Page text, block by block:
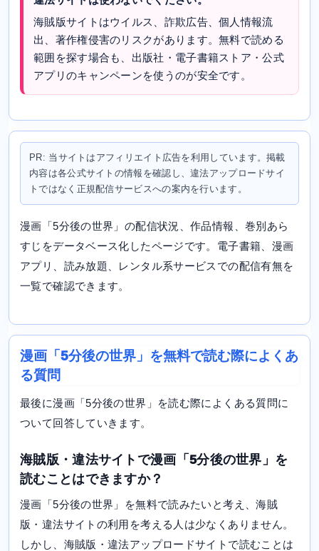
海賊版サイトはウイルス、詐欺広告、個人情報流
出、著作権侵害のリスクがあります。無料で読める
範囲を探す場合も、出版社・電子書籍ストア・公式
アプリのキャンペーンを使うのが安全です。
PR: 当サイトはアフィリエイト広告を利用しています。掲載
内容は各公式サイトの情報を確認し、違法アップロードサイ
トではなく正規配信サービスへの案内を行います。
漫画「5分後の世界」の配信状況、作品情報、巻別あら
すじをデータベース化したページです。電子書籍、漫画
アプリ、読み放題、レンタル系サービスでの配信有無を
一覧で確認できます。
漫画「5分後の世界」を無料で読む際によくあ
る質問
最後に漫画「5分後の世界」を読む際によくある質問に
ついて回答していきます。
海賊版・違法サイトで漫画「5分後の世界」を
読むことはできますか？
漫画「5分後の世界」を無料で読みたいと考え、海賊
版・違法サイトの利用を考える人は少なくありません。
しかし、海賊版・違法アップロードサイトで読むことは